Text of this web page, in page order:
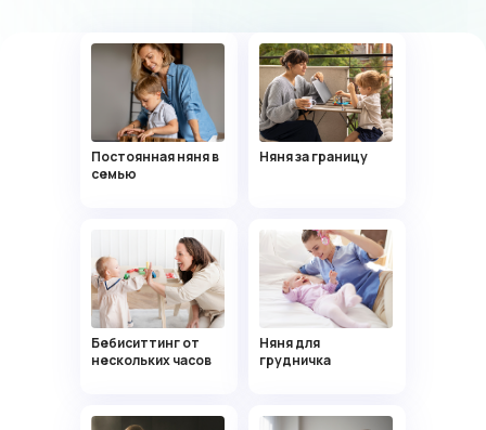
Постоянная няня в
семью
Няня за границу
Бебиситтинг от
нескольких часов
Няня для
грудничка
нашего непоседу, теперь постоянно
читает всякие вывески на прогулке
Все няни проходят проверку
и обучение, умеют находить
подход к детям